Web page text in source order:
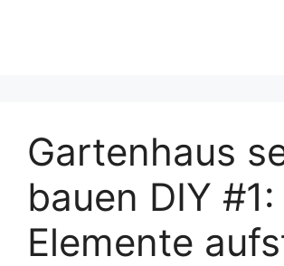
Gartenhaus
bauen DIY #1:
Elemente